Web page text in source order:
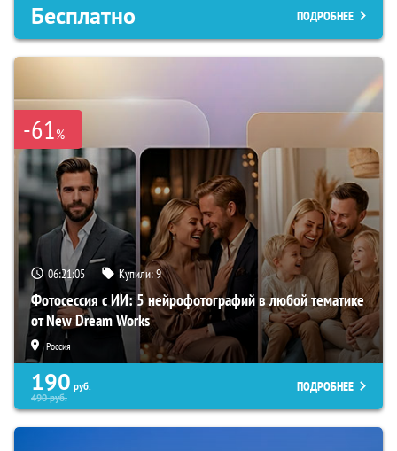
Бесплатно ПОДРОБНЕЕ
-61%
06:21:04 Купили:9
Фотосессия с ИИ: 5 нейрофотографий в любой тематике
от New Dream Works
Россия
190 руб.
490руб.
ПОДРОБНЕЕ